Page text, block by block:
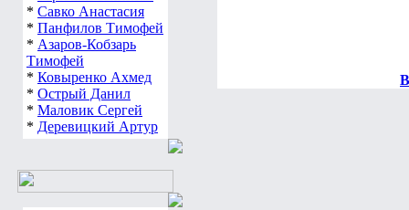
* Савко Анастасия
* Панфилов Тимофей
* Азаров-Кобзарь
Тимофей
* Ковыренко Ахмед
* Острый Данил
* Маловик Сергей
* Деревицкий Артур